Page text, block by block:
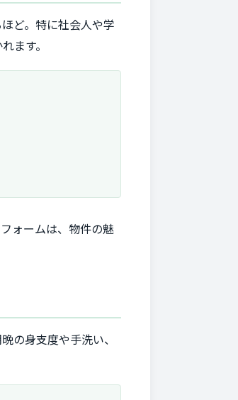
ど。特に社会人や学
ます。
ォームは、物件の魅
の身支度や手洗い、